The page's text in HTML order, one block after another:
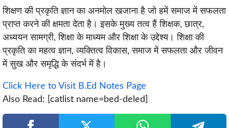
शिक्षण की प्रकृति ज्ञान का अनमोल खजाना है जो हमें समाज में सफलता
प्राप्त करने की क्षमता देता है। इसके मुख्य तत्व हैं शिक्षक, छात्र,
अध्ययन सामग्री, शिक्षा के माध्यम और शिक्षा के उद्देश्य। शिक्षा की
प्रकृति का महत्व ज्ञान, व्यक्तित्व विकास, समाज में सफलता और जीवन
में सुख और समृद्धि के संदर्भ में है।
Click Here to Visit B.Ed Notes Page
Also Read: [catlist name=bed-deled]